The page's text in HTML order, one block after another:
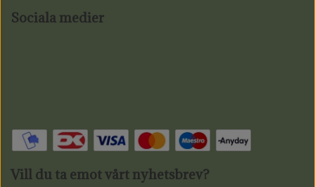
Sociala medier
Vill du ta emot vårt nyhetsbrev?